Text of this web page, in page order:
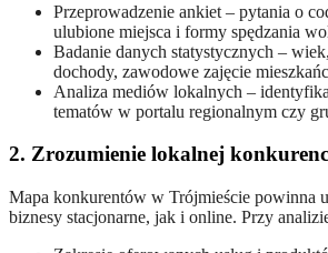
Przeprowadzenie ankiet – pytania o
ulubione miejsca i formy spędzania
Badanie danych statystycznych –
dochody, zawodowe zajęcie
Analiza mediów lokalnych –
tematów w portalu regionalnym czy
2. Zrozumienie lokalnej
Mapa konkurentów w Trójmieście powinna
biznesy stacjonarne, jak i online. Przy